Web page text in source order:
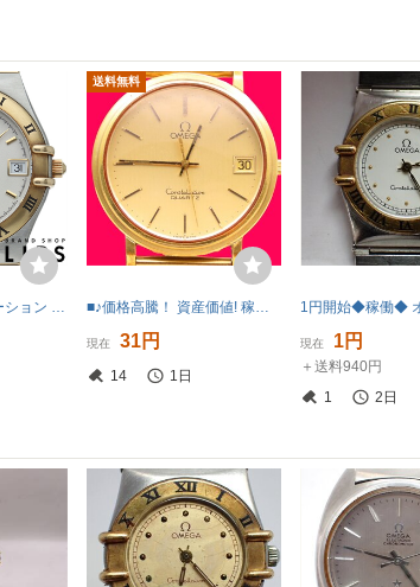
オメガ コンステレーション メンズ時計 33.5mm コンビ 1312.30 K18YG/SS メンズ時計 ホワイト 仕上げ済
送料無料
■♪価格高騰！ 資産価値! 稼働 電池新品 メンズ ビンテージ 高級超レア！ OMEGA オメガConstellation コンステレーション デート クオーツ
現在 31円
14 1日
現在 1円
＋送料940円
1
2日